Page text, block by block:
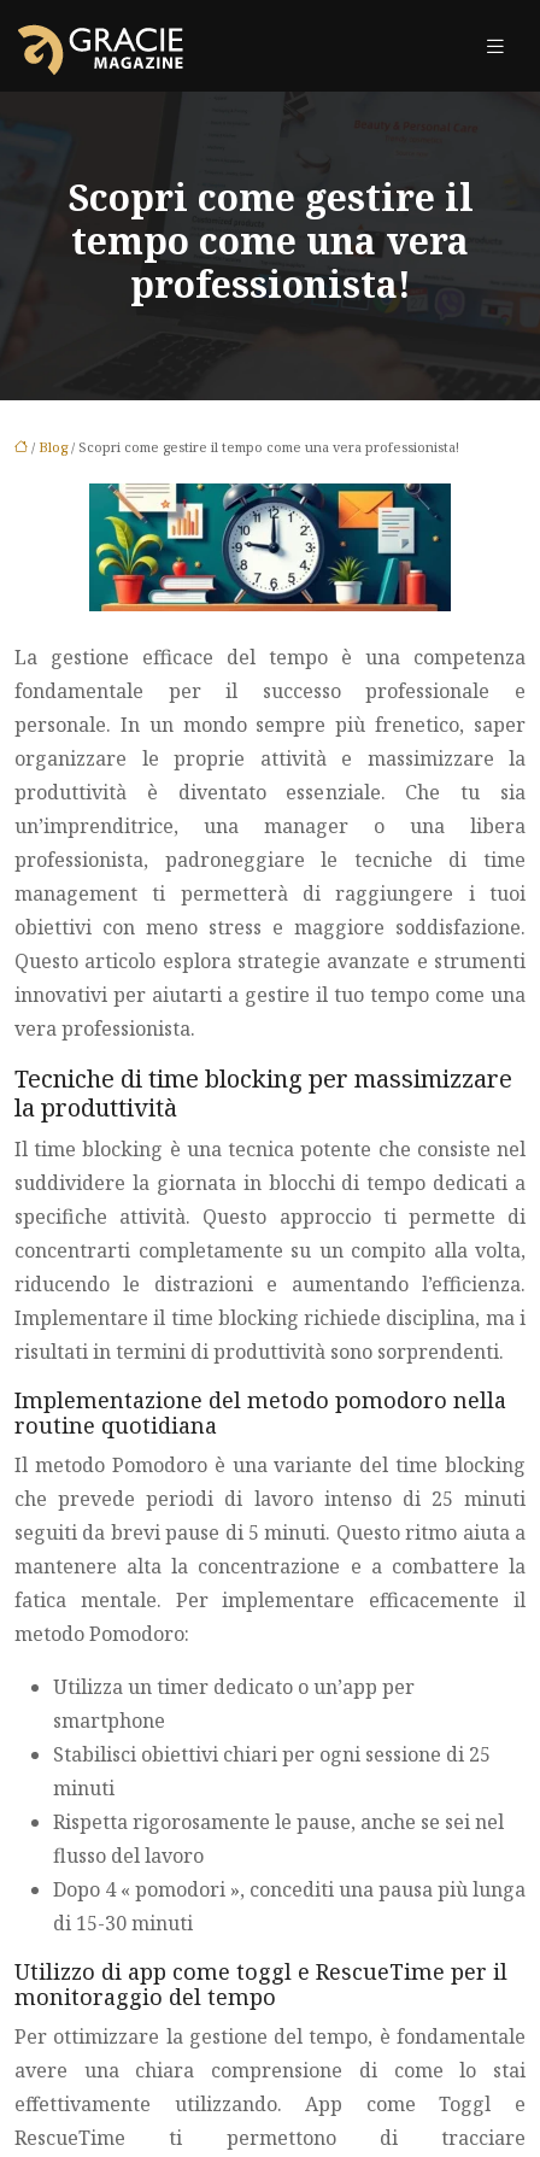
Scopri come gestire il
tempo come una vera
professionista!
/ Blog/ Scopri come gestire il tempo come una vera professionista!
La gestione efficace del tempo è una competenza
fondamentale per il successo professionale e
personale. In un mondo sempre più frenetico, saper
organizzare le proprie attività e massimizzare la
produttività è diventato essenziale. Che tu sia
un’imprenditrice, una manager o una libera
professionista, padroneggiare le tecniche di time
management ti permetterà di raggiungere i tuoi
obiettivi con meno stress e maggiore soddisfazione.
Questo articolo esplora strategie avanzate e strumenti
innovativi per aiutarti a gestire il tuo tempo come una
vera professionista.
Tecniche di time blocking per massimizzare
la produttività
Il time blocking è una tecnica potente che consiste nel
suddividere la giornata in blocchi di tempo dedicati a
specifiche attività. Questo approccio ti permette di
concentrarti completamente su un compito alla volta,
riducendo le distrazioni e aumentando l’efficienza.
Implementare il time blocking richiede disciplina, ma i
risultati in termini di produttività sono sorprendenti.
Implementazione del metodo pomodoro nella
routine quotidiana
Il metodo Pomodoro è una variante del time blocking
che prevede periodi di lavoro intenso di 25 minuti
seguiti da brevi pause di 5 minuti. Questo ritmo aiuta a
mantenere alta la concentrazione e a combattere la
fatica mentale. Per implementare efficacemente il
metodo Pomodoro:
Utilizza un timer dedicato o un’app per
smartphone
Stabilisci obiettivi chiari per ogni sessione di 25
minuti
Rispetta rigorosamente le pause, anche se sei nel
flusso del lavoro
Dopo 4 « pomodori », concediti una pausa più lunga
di 15-30 minuti
Utilizzo di app come toggl e RescueTime per il
monitoraggio del tempo
Per ottimizzare la gestione del tempo, è fondamentale
avere una chiara comprensione di come lo stai
effettivamente utilizzando. App come Toggl e
RescueTime ti permettono di tracciare